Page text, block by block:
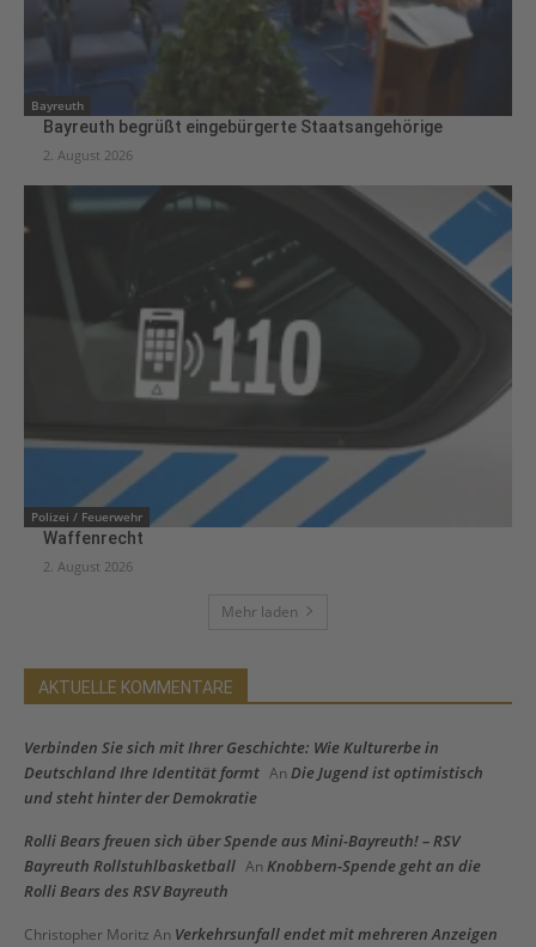
Bayreuth
Bayreuth begrüßt eingebürgerte Staatsangehörige
2. August 2026
Polizei / Feuerwehr
Waffenrecht
2. August 2026
Mehr laden
AKTUELLE KOMMENTARE
Verbinden Sie sich mit Ihrer Geschichte: Wie Kulturerbe in
Deutschland Ihre Identität formt An Die Jugend ist optimistisch
und steht hinter der Demokratie
Rolli Bears freuen sich über Spende aus Mini-Bayreuth! – RSV
Bayreuth Rollstuhlbasketball An Knobbern-Spende geht an die
Rolli Bears des RSV Bayreuth
Christopher Moritz An Verkehrsunfall endet mit mehreren Anzeigen